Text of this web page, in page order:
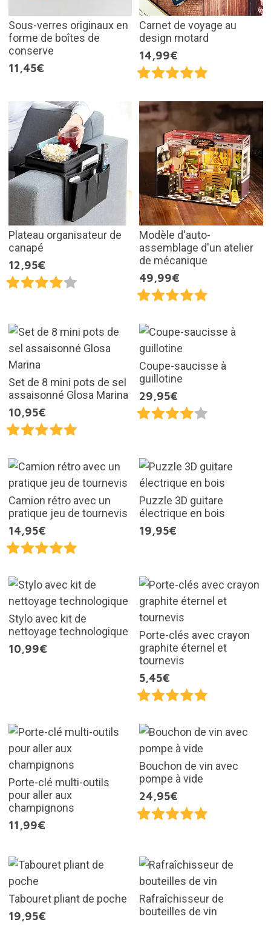
Sous-verres originaux en
forme de boîtes de
conserve
11,45€
Carnet de voyage au
design motard
14,99€
Plateau organisateur de
canapé
12,95€
Modèle d'auto-
assemblage d'un atelier
de mécanique
49,99€
Set de 8 mini pots de sel
assaisonné Glosa Marina
10,95€
Coupe-saucisse à
guillotine
29,95€
Camion rétro avec un
pratique jeu de tournevis
14,95€
Puzzle 3D guitare
électrique en bois
19,95€
Stylo avec kit de
nettoyage technologique
10,99€
Porte-clés avec crayon
graphite éternel et
tournevis
5,45€
Porte-clé multi-outils
pour aller aux
champignons
11,99€
Bouchon de vin avec
pompe à vide
24,95€
Tabouret pliant de poche
19,95€
Rafraîchisseur de
bouteilles de vin